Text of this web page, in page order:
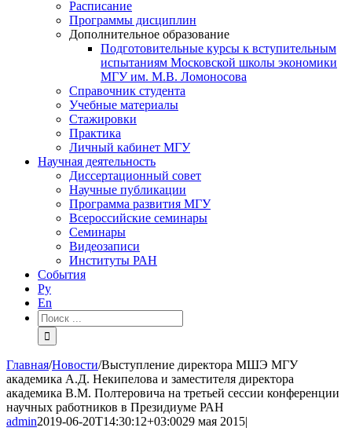
Расписание
Программы дисциплин
Дополнительное образование
Подготовительные курсы к вступительным
испытаниям Московской школы экономики
МГУ им. М.В. Ломоносова
Справочник студента
Учебные материалы
Стажировки
Практика
Личный кабинет МГУ
Научная деятельность
Диссертационный совет
Научные публикации
Программа развития МГУ
Всероссийские семинары
Семинары
Видеозаписи
Институты РАН
События
Ру
En
Результат
поиска:
Главная/Новости/Выступление директора МШЭ МГУ
академика А.Д. Некипелова и заместителя директора
академика В.М. Полтеровича на третьей сессии конференции
научных работников в Президиуме РАН
admin2019-06-20T14:30:12+03:0029 мая 2015|